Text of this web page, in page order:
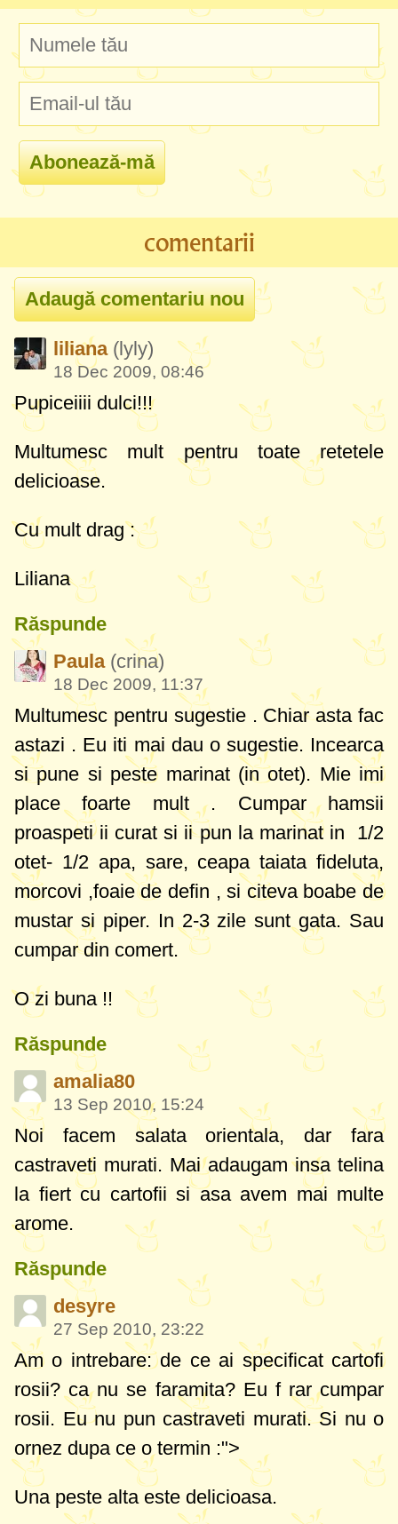
comentarii
liliana (lyly)
18 Dec 2009, 08:46
Pupiceiiii dulci!!!
Multumesc mult pentru toate retetele
delicioase.
Cu mult drag :
Liliana
Răspunde
Paula (crina)
18 Dec 2009, 11:37
Multumesc pentru sugestie . Chiar asta fac
astazi . Eu iti mai dau o sugestie. Incearca
si pune si peste marinat (in otet). Mie imi
place foarte mult . Cumpar hamsii
proaspeti ii curat si ii pun la marinat in 1/2
otet- 1/2 apa, sare, ceapa taiata fideluta,
morcovi ,foaie de defin , si citeva boabe de
mustar si piper. In 2-3 zile sunt gata. Sau
cumpar din comert.
O zi buna !!
Răspunde
amalia80
13 Sep 2010, 15:24
Noi facem salata orientala, dar fara
castraveti murati. Mai adaugam insa telina
la fiert cu cartofii si asa avem mai multe
arome.
Răspunde
desyre
27 Sep 2010, 23:22
Am o intrebare: de ce ai specificat cartofi
rosii? ca nu se faramita? Eu f rar cumpar
rosii. Eu nu pun castraveti murati. Si nu o
ornez dupa ce o termin :">
Una peste alta este delicioasa.